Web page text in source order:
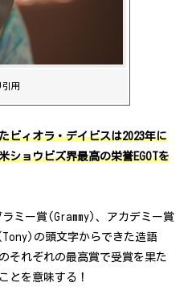
引用
ビィオラ・デイビスは2023年に
ショウビズ界最高の栄誉EGOTを
ラミー賞(Grammy)、アカデミー賞
の頭文字からできた造語
それぞれの最高賞で受賞を果た
とを意味する！